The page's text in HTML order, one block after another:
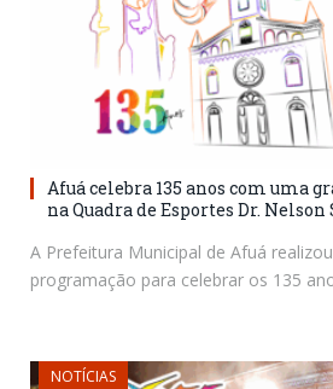
Afuá celebra 135 anos com uma
na Quadra de Esportes Dr. Nelson
A Prefeitura Municipal de Afuá
programação para celebrar os 135
NOTÍCIAS